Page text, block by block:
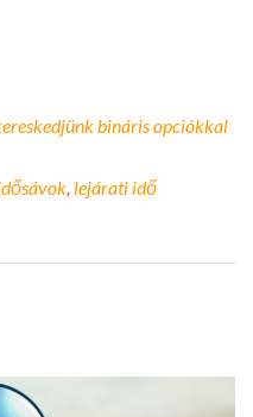
bináris opciókkal
, lejárati idő